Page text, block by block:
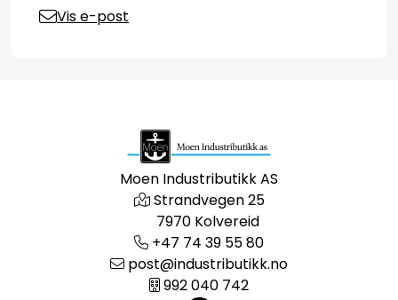
Vis e-post
Moen Industributikk AS
Strandvegen 25
7970 Kolvereid
+47 74 39 55 80
post@industributikk.no
992 040 742